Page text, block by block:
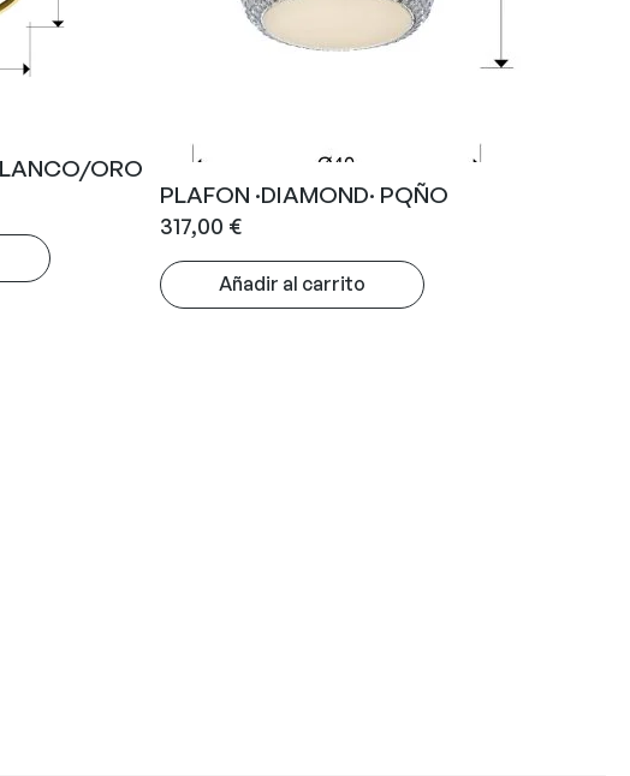
ORO
PLAFON ·DIAMOND· PQÑO
317,00 €
Añadir al carrito